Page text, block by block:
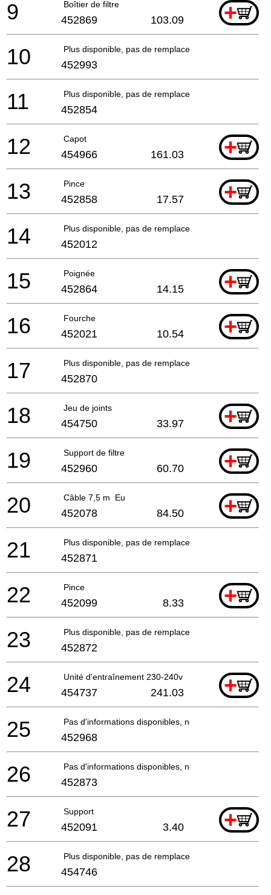
Boîtier de filtre +
9 452869 103.09
Plus disponible, pas de remplacement
10 452993
Plus disponible, pas de remplacement
11 452854
Capot +
12 454966 161.03
Pince +
13 452858 17.57
Plus disponible, pas de remplacement
14 452012
Poignée +
15 452864 14.15
Fourche +
16 452021 10.54
Plus disponible, pas de remplacement
17 452870
Jeu de joints +
18 454750 33.97
Support de filtre +
19 452960 60.70
Câble 7,5 m Eu +
20 452078 84.50
Plus disponible, pas de remplacement
21 452871
Pince +
22 452099 8.33
Plus disponible, pas de remplacement
23 452872
Unité d'entraînement 230-240v +
24 454737 241.03
Pas d'informations disponibles, non commandable
25 452968
Pas d'informations disponibles, non commandable
26 452873
Support +
27 452091 3.40
Plus disponible, pas de remplacement
28 454746